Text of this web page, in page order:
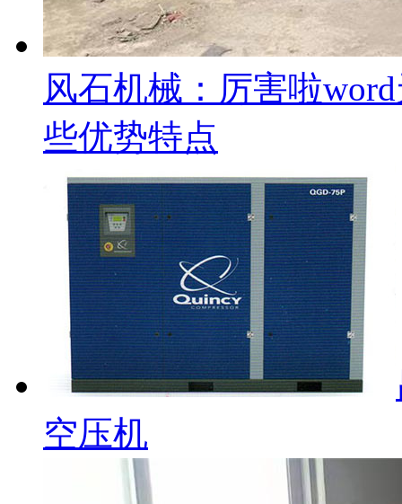
风石机械：厉害啦
些优势特点
空压机